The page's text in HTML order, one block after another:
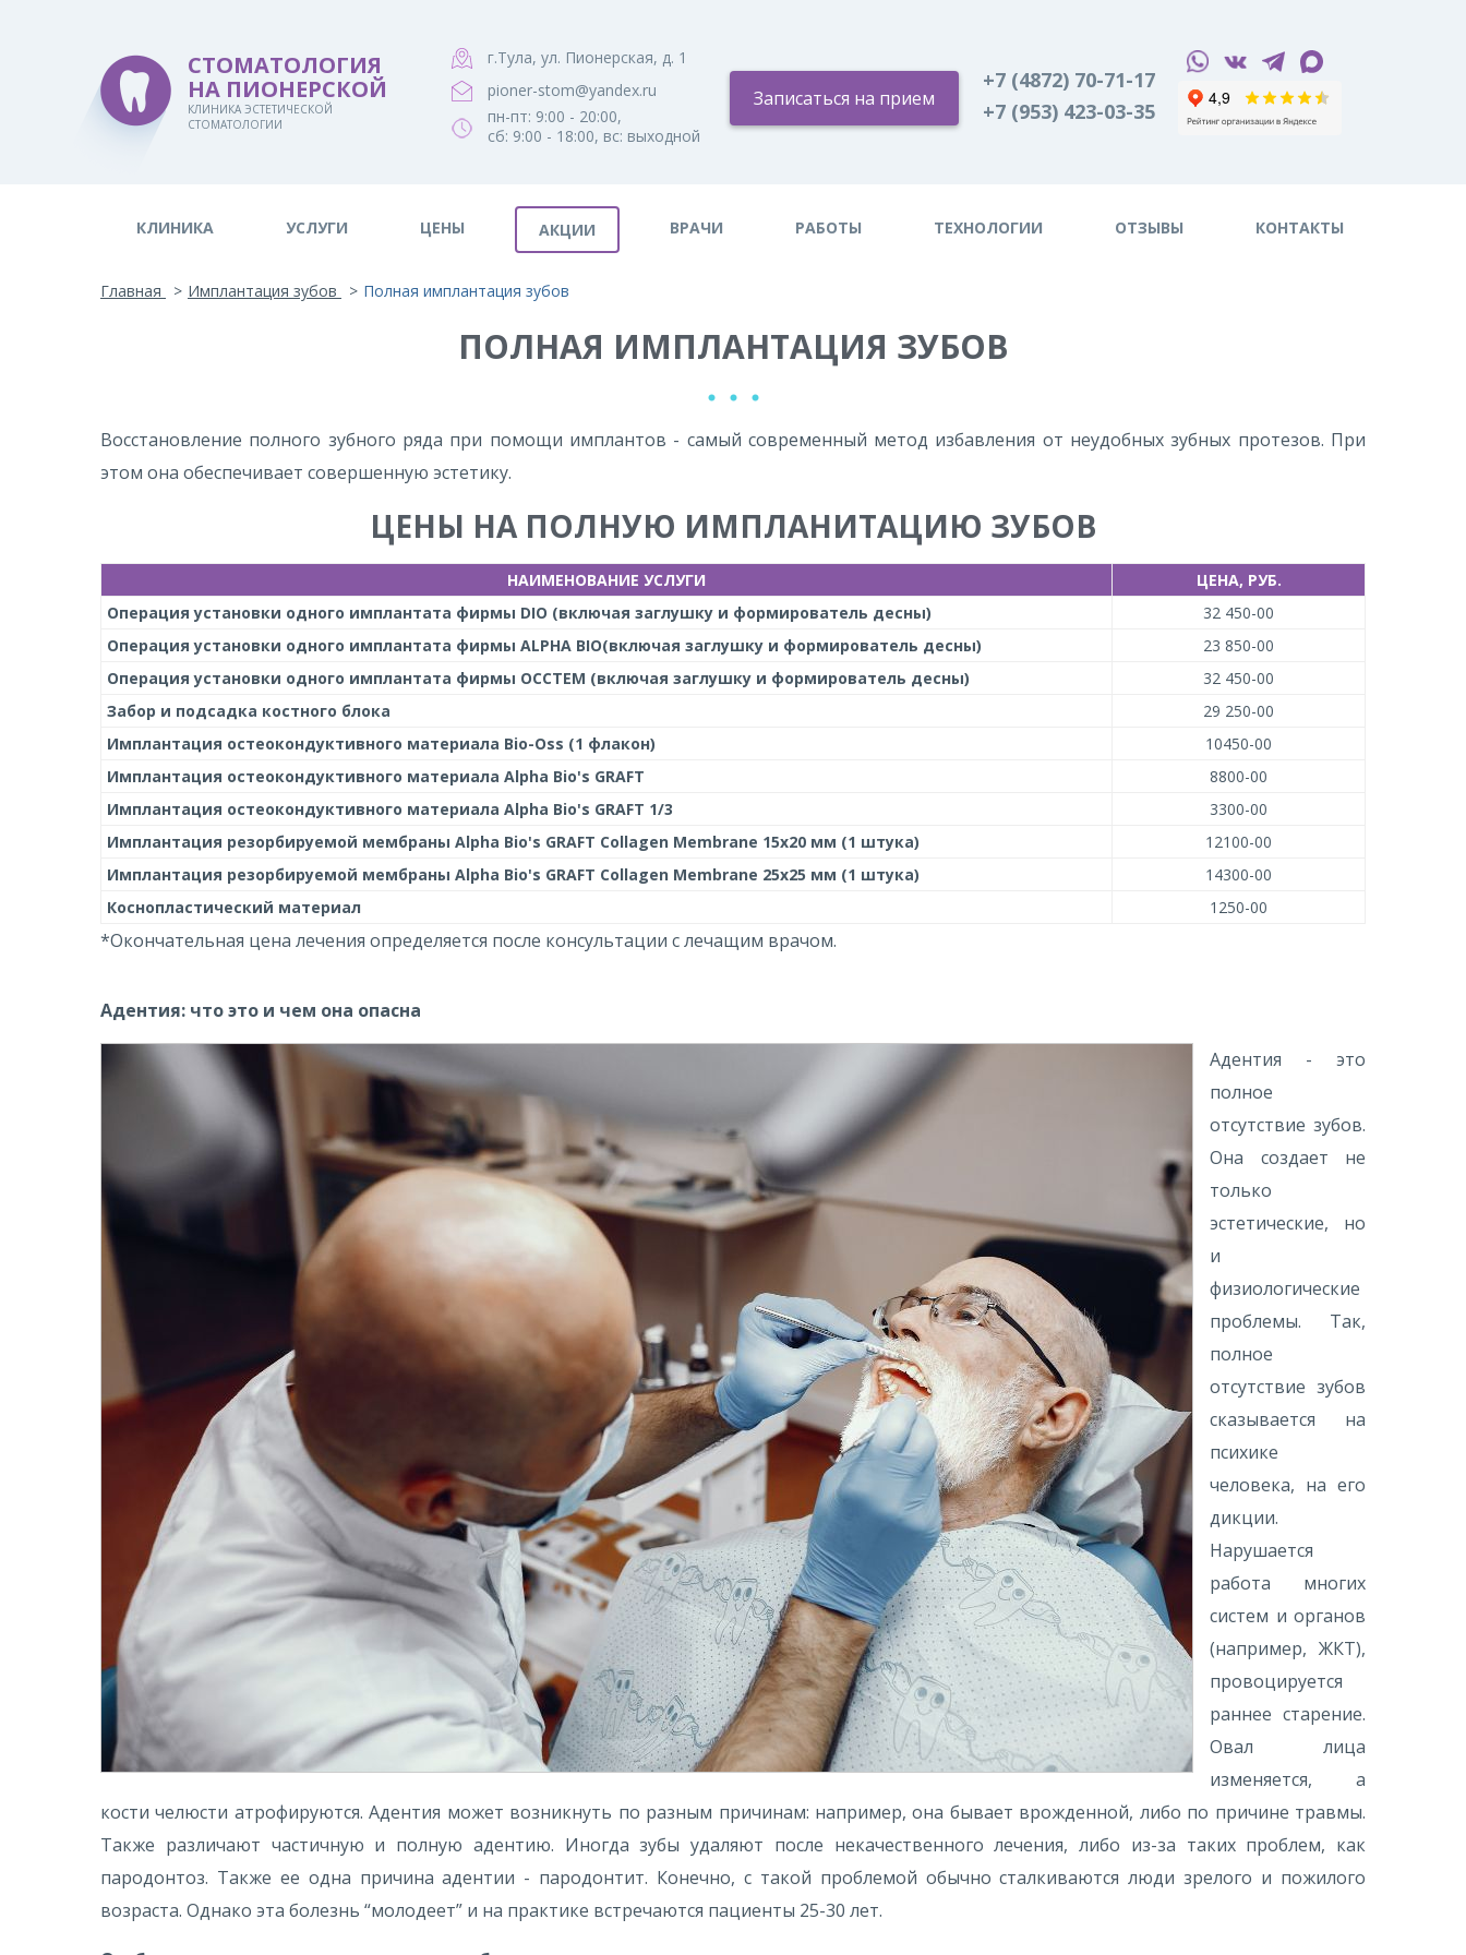
СТОМАТОЛОГИЯ
НА ПИОНЕРСКОЙ
КЛИНИКА ЭСТЕТИЧЕСКОЙ
СТОМАТОЛОГИИ
г.Тула, ул. Пионерская, д. 1
pioner-stom@yandex.ru
пн-пт: 9:00 - 20:00,
сб: 9:00 - 18:00, вс: выходной
Записаться на прием
+7 (4872) 70-71-17
+7 (953) 423-03-35
КЛИНИКА УСЛУГИ ЦЕНЫ АКЦИИ ВРАЧИ РАБОТЫ ТЕХНОЛОГИИ ОТЗЫВЫ КОНТАКТЫ
Главная Имплантация зубов Полная имплантация зубов
ПОЛНАЯ ИМПЛАНТАЦИЯ ЗУБОВ
Восстановление полного зубного ряда при помощи имплантов - самый современный метод избавления от неудобных зубных протезов. При
этом она обеспечивает совершенную эстетику.
ЦЕНЫ НА ПОЛНУЮ ИМПЛАНИТАЦИЮ ЗУБОВ
НАИМЕНОВАНИЕ УСЛУГИ
ЦЕНА, РУБ.
Операция установки одного имплантата фирмы DIO (включая заглушку и формирователь десны)
32 450-00
Операция установки одного имплантата фирмы ALPHA BIO(включая заглушку и формирователь десны)
23 850-00
Операция установки одного имплантата фирмы ОССТЕМ (включая заглушку и формирователь десны)
32 450-00
Забор и подсадка костного блока
29 250-00
Имплантация остеокондуктивного материала Bio-Oss (1 флакон)
10450-00
Имплантация остеокондуктивного материала Alpha Bio's GRAFT
8800-00
Имплантация остеокондуктивного материала Alpha Bio's GRAFT 1/3
3300-00
Имплантация резорбируемой мембраны Alpha Bio's GRAFT Collagen Membrane 15x20 мм (1 штука)
12100-00
Имплантация резорбируемой мембраны Alpha Bio's GRAFT Collagen Membrane 25x25 мм (1 штука)
14300-00
Коснопластический материал
1250-00
*Окончательная цена лечения определяется после консультации с лечащим врачом.
Адентия: что это и чем она опасна
Адентия - это
полное
отсутствие зубов.
Она создает не
только
эстетические, но
и
физиологические
проблемы. Так,
полное
отсутствие зубов
сказывается на
психике
человека, на его
дикции.
Нарушается
работа многих
систем и органов
(например, ЖКТ),
провоцируется
раннее старение.
Овал лица
изменяется, а
кости челюсти атрофируются. Адентия может возникнуть по разным причинам: например, она бывает врожденной, либо по причине травмы.
Также различают частичную и полную адентию. Иногда зубы удаляют после некачественного лечения, либо из-за таких проблем, как
пародонтоз. Также ее одна причина адентии - пародонтит. Конечно, с такой проблемой обычно сталкиваются люди зрелого и пожилого
возраста. Однако эта болезнь “молодеет” и на практике встречаются пациенты 25-30 лет.
Версия для слабовидящих: Вкл Изображения:Выкл